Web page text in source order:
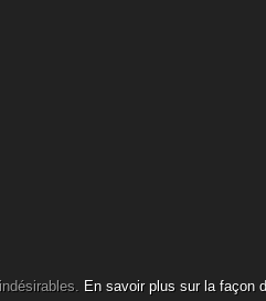
En savoir plus sur la façon